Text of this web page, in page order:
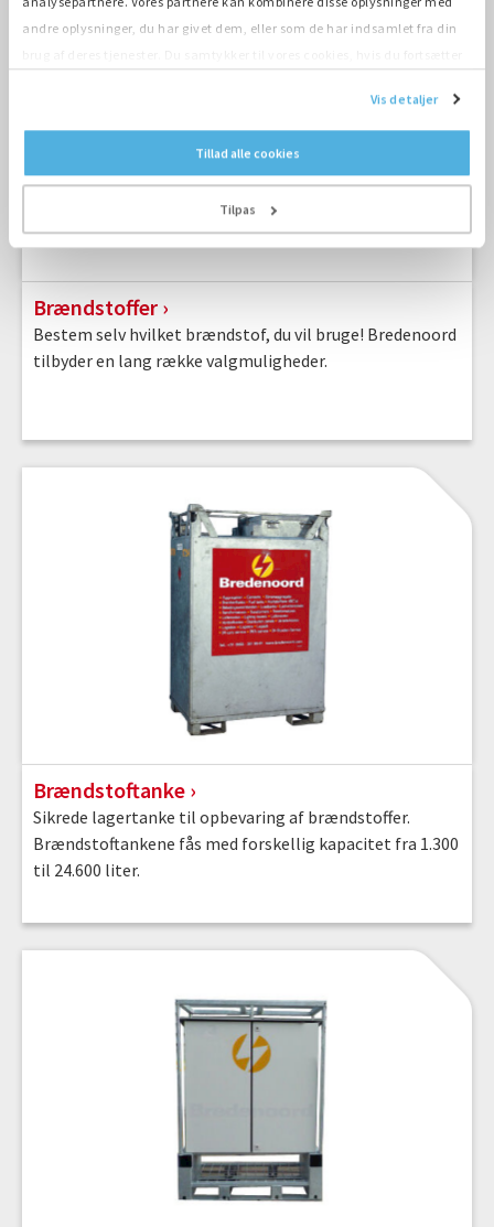
andre oplysninger, du har givet dem, eller som de har indsamlet fra din
Vis detaljer
Tillad alle cookies
Tilpas
Brændstoffer
Bestem selv hvilket brændstof, du vil bruge! Bredenoord
tilbyder en lang række valgmuligheder.
Brændstoftanke
Sikrede lagertanke til opbevaring af brændstoffer.
Brændstoftankene fås med forskellig kapacitet fra 1.300
til 24.600 liter.